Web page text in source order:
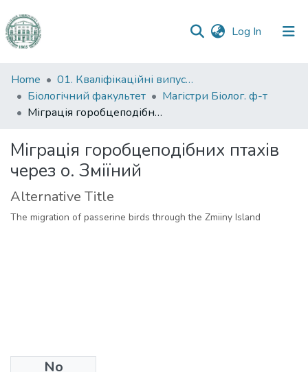
Log In (current)
Communities
&
Collections
Statistics
Home
01. Кваліфікаційні випускні роботи здобувачів вищої освіти
Біологічний факультет
Магістри Біолог. ф-т
Міграція горобцеподібних птахів через о. Зміїний
Міграція горобцеподібних птахів
через о. Зміїний
Alternative Title
The migration of passerine birds through the Zmiiny Island
No